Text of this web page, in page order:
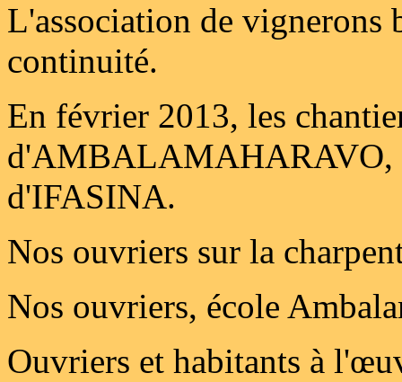
L'association de vignerons
continuité.
En février 2013, les
d'AMBALAMAHARAVO,
d'IFASINA.
Nos ouvriers sur la
Nos ouvriers, école
Ouvriers et habitants à